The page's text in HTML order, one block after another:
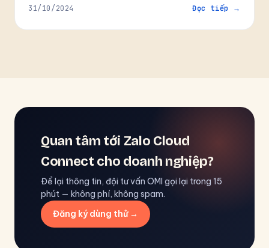
31/10/2024 Đọc tiếp →
Quan tâm tới Zalo Cloud
Connect cho doanh nghiệp?
Để lại thông tin, đội tư vấn OMI gọi lại trong 15
phút — không phí, không spam.
Đăng ký dùng thử →